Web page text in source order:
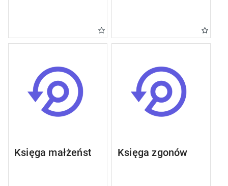
Księga małżeństw Księga zgonów